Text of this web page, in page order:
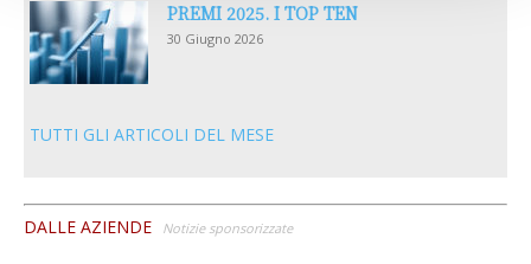
PREMI 2025. I TOP TEN
30 Giugno 2026
TUTTI GLI ARTICOLI DEL MESE
DALLE AZIENDE Notizie sponsorizzate